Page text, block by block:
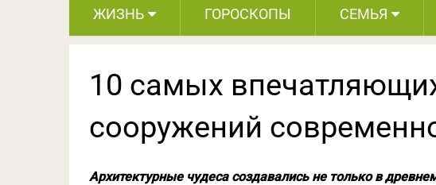
ЖИЗНЬ ГОРОСКОПЫ СЕМЬЯ
10 самых
сооружений
Архитектурные чудеса создавались не только в